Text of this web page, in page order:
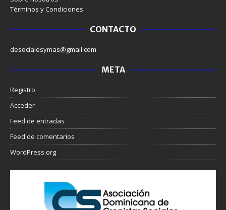
Términos y Condiciones
CONTACTO
desocialesymas@gmail.com
META
Registro
Acceder
Feed de entradas
Feed de comentarios
WordPress.org